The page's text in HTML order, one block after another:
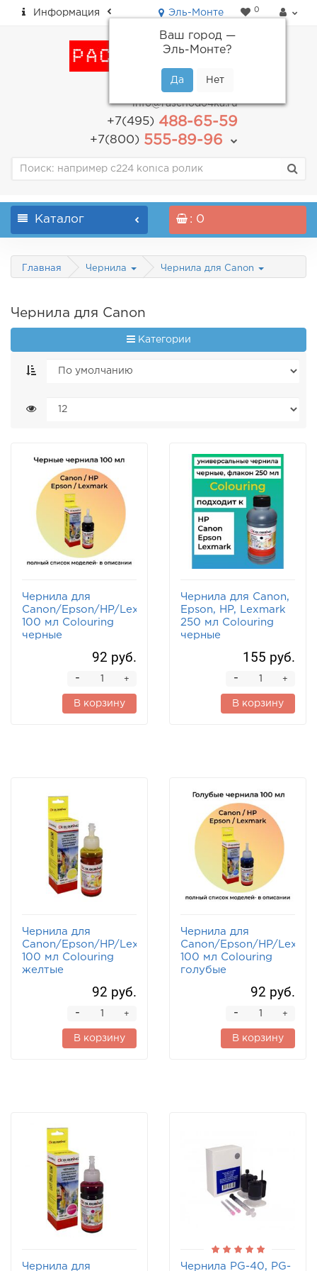
Информация Эль-Монте
Ваш город —
Эль-Монте?
0
пн-пт: с 9.00 до 18.00
info@raschodo4ka.ru
+7(495)488-65-59
+7(800)555-89-96
Каталог : 0
Главная Чернила Чернила для Canon
Чернила для Canon
Категории
Чернила для
Canon/Epson/HP/Lexmark
100 мл Colouring
черные
92 руб.
+
-
В корзину
Чернила для Canon,
Epson, HP, Lexmark
250 мл Colouring
черные
155 руб.
+
-
В корзину
Чернила для
Canon/Epson/HP/Lexmark
100 мл Colouring
желтые
92 руб.
+
-
В корзину
Чернила для
Canon/Epson/HP/
100 мл Colouring
голубые
92 руб.
+
-
В корзину
Чернила для Чернила PG-40, PG-